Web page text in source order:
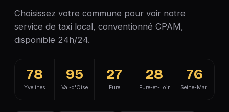
Choisissez votre commune pour voir notre
service de taxi local, conventionné CPAM,
disponible 24h/24.
78
Yvelines
95
Val-d'Oise
27
Eure
28
Eure-et-Loir
76
Seine-Mar.